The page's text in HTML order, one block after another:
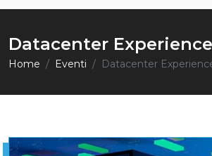
Datacenter
Home Eventi Datacenter